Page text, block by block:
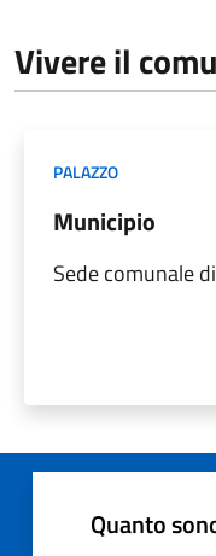
Vivere il
PALAZZO
Municipio
Sede comunale
Quanto